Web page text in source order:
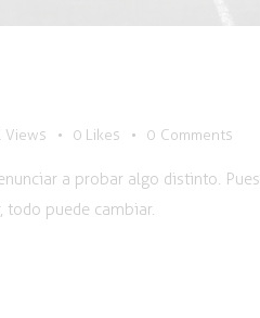
Views 0 Likes 0 Comments
a probar algo distinto. Pues
todo puede cambiar.